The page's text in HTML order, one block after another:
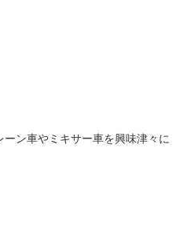
ン車やミキサー車を興味津々に